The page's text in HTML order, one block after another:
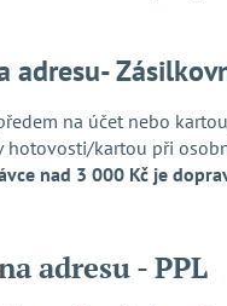
adresu-
na účet nebo
hotovosti/kartou při
nad 3 000 Kč je
adresu - PPL